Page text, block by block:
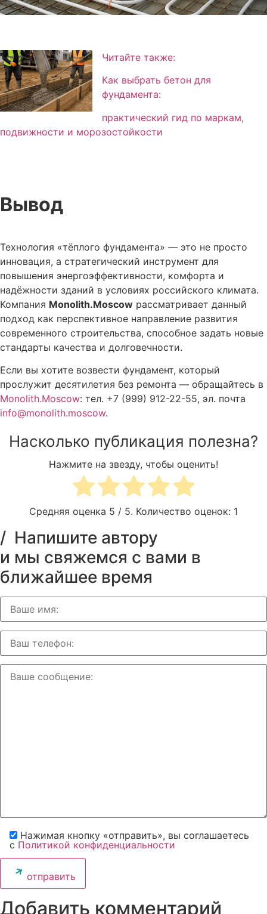
Читайте также:
Как выбрать бетон для
фундамента:
практический гид по маркам,
подвижности и морозостойкости
Вывод
Технология «тёплого фундамента» — это не просто
инновация, а стратегический инструмент для
повышения энергоэффективности, комфорта и
надёжности зданий в условиях российского климата.
Компания Monolith.Moscow рассматривает данный
подход как перспективное направление развития
современного строительства, способное задать новые
стандарты качества и долговечности.
Если вы хотите возвести фундамент, который
прослужит десятилетия без ремонта — обращайтесь в
Monolith.Moscow: тел. +7 (999) 912-22-55, эл. почта
info@monolith.moscow.
Насколько публикация полезна?
Нажмите на звезду, чтобы оценить!
Средняя оценка 5 / 5. Количество оценок: 1
/ Напишите автору
и мы свяжемся с вами в
ближайшее время
Нажимая кнопку «отправить», вы соглашаетесь
с Политикой конфиденциальности
отправить
Добавить комментарий